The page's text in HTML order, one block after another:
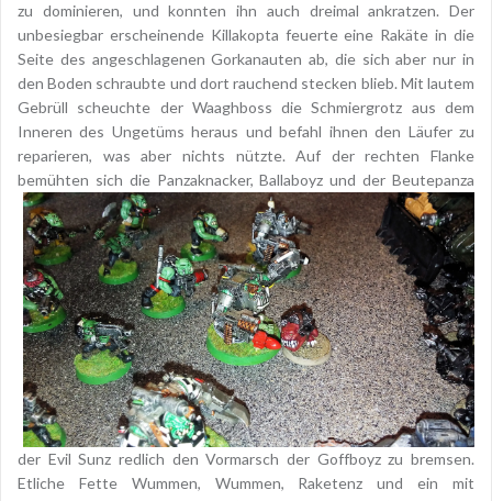
zu dominieren, und konnten ihn auch dreimal ankratzen. Der
unbesiegbar erscheinende Killakopta feuerte eine Rakäte in die
Seite des angeschlagenen Gorkanauten ab, die sich aber nur in
den Boden schraubte und dort rauchend stecken blieb. Mit lautem
Gebrüll scheuchte der Waaghboss die Schmiergrotz aus dem
Inneren des Ungetüms heraus und befahl ihnen den Läufer zu
reparieren, was aber nichts nützte. Auf der rechten Flanke
bemühten sich die Panzaknacker, Ballaboyz und der Beutepanza
der Evil Sunz redlich den Vormarsch der Goffboyz zu bremsen.
Etliche Fette Wummen, Wummen, Raketenz und ein mit